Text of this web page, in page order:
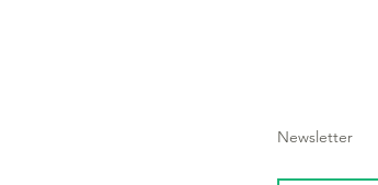
Newsletter